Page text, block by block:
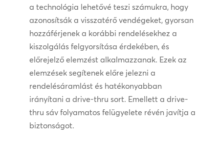
a technológia lehetővé teszi számukra, hogy
azonosítsák a visszatérő vendégeket, gyorsan
hozzáférjenek a korábbi rendelésekhez a
kiszolgálás felgyorsítása érdekében, és
előrejelző elemzést alkalmazzanak. Ezek az
elemzések segítenek előre jelezni a
rendelésáramlást és hatékonyabban
irányítani a drive-thru sort. Emellett a drive-
thru sáv folyamatos felügyelete révén javítja a
biztonságot.